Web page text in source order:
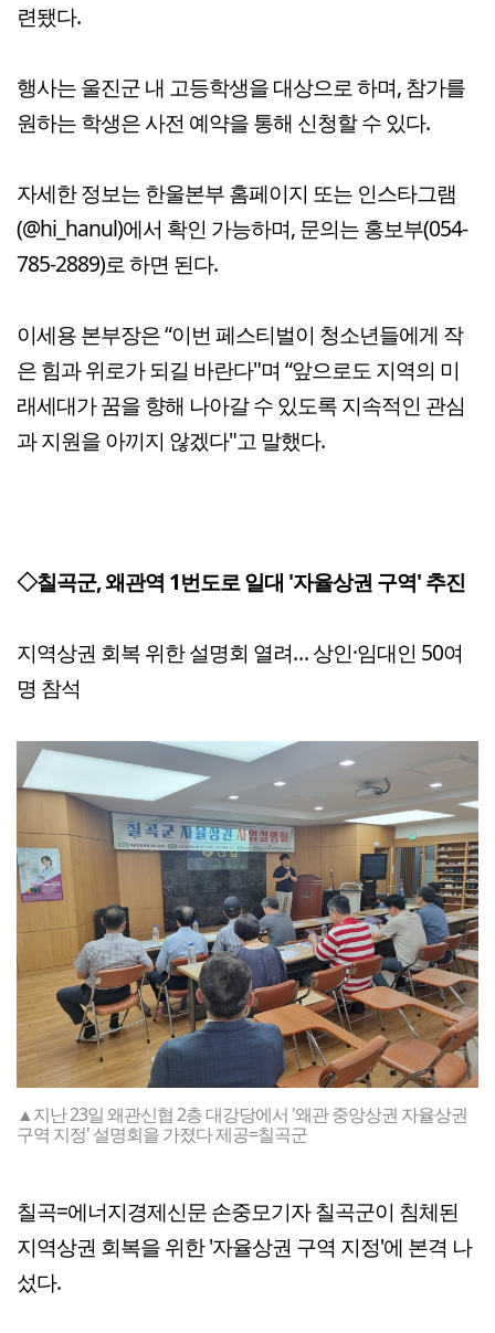
련됐다.
행사는 울진군 내 고등학생을 대상으로 하며, 참가를
원하는 학생은 사전 예약을 통해 신청할 수 있다.
자세한 정보는 한울본부 홈페이지 또는 인스타그램
(@hi_hanul)에서 확인 가능하며, 문의는 홍보부(054-
785-2889)로 하면 된다.
이세용 본부장은 “이번 페스티벌이 청소년들에게 작
은 힘과 위로가 되길 바란다"며 “앞으로도 지역의 미
래세대가 꿈을 향해 나아갈 수 있도록 지속적인 관심
과 지원을 아끼지 않겠다"고 말했다.
◇칠곡군, 왜관역 1번도로 일대 '자율상권 구역' 추진
지역상권 회복 위한 설명회 열려… 상인·임대인 50여
명 참석
▲지난 23일 왜관신협 2층 대강당에서 '왜관 중앙상권 자율상권
구역 지정' 설명회을 가졌다 제공=칠곡군
칠곡=에너지경제신문 손중모기자 칠곡군이 침체된
지역상권 회복을 위한 '자율상권 구역 지정'에 본격 나
섰다.